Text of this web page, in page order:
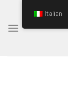
content
Italian